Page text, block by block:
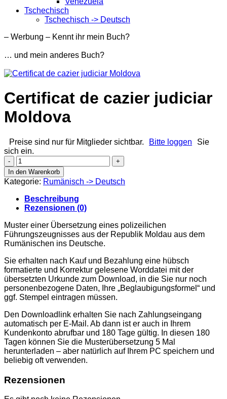
Tschechisch
Tschechisch -> Deutsch
– Werbung – Kennt ihr mein Buch?
… und mein anderes Buch?
Certificat de cazier judiciar
Moldova
Preise sind nur für Mitglieder sichtbar. Bitte loggen
Sie
sich ein.
Certificat
de
cazier
judiciar
Moldova
Menge
In den Warenkorb
Kategorie: Rumänisch -> Deutsch
Beschreibung
Rezensionen (0)
Muster einer Übersetzung eines polizeilichen
Führungszeugnisses aus der Republik Moldau aus dem
Rumänischen ins Deutsche.
Sie erhalten nach Kauf und Bezahlung eine hübsch
formatierte und Korrektur gelesene Worddatei mit der
übersetzten Urkunde zum Download, in die Sie nur noch
personenbezogene Daten, Ihre „Beglaubigungsformel“ und
ggf. Stempel eintragen müssen.
Den Downloadlink erhalten Sie nach Zahlungseingang
automatisch per E-Mail. Ab dann ist er auch in Ihrem
Kundenkonto abrufbar und 180 Tage gültig. In diesen 180
Tagen können Sie die Musterübersetzung 5 Mal
herunterladen – aber natürlich auf Ihrem PC speichern und
beliebig oft verwenden.
Rezensionen